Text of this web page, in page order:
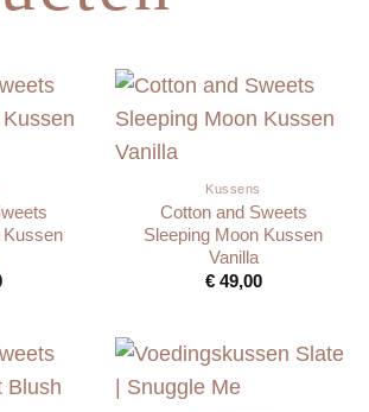
Kussen
Kussens
Cotton and Sweets
Sleeping Moon Kussen
Vanilla
€49,00